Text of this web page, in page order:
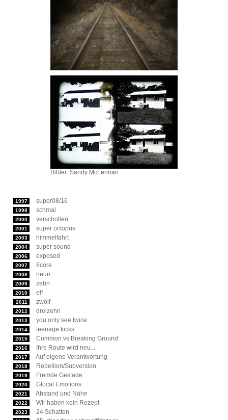
1997 super08/16
1998 schmal
2000 verschollen
2001 super octopus
2003 himmelfahrt
2004 super sound
2006 exposed
2007 8core
2008 neun
2009 zehn
2010 elf
2011 zwölf
2012 dreizehn
2013 you only see twice
2014 teenage kicks
2015 Common vs Breaking Ground
2016 Ihre Route wird neu...
2017 Auf eigene Verantwortung
2018 Rebellion/Subversion
2019 Fremde Gestade
2020 Glocal Emotions
2021 Abstand und Nähe
2022 Wir haben kein Rezept
2023 24 Schatten
Bilder: Sandy McLennan